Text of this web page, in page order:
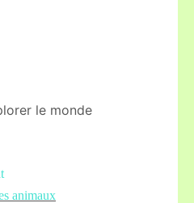
le monde
animaux